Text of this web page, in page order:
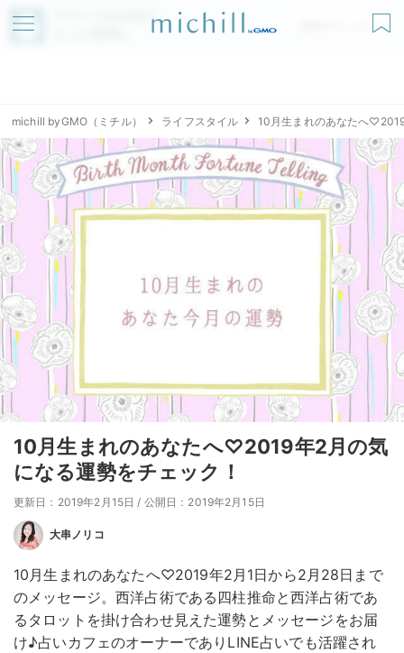
アプリでmichillが
無料ダウンロード
michill byGMO（ミチル） ライフスタイル 10月生まれのあなたへ
10月生まれのあなたへ♡2019年2月の気
になる運勢をチェック！
更新日：2019年2月15日 / 公開日：2019年2月15日
大串ノリコ
10月生まれのあなたへ♡2019年2月1日から2月28日まで
のメッセージ。西洋占術である四柱推命と西洋占術であ
るタロットを掛け合わせ見えた運勢とメッセージをお届
け♪占いカフェのオーナーでありLINE占いでも活躍され